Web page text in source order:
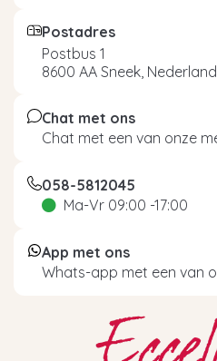
Postadres
Postbus 1
8600 AA Sneek, Nederland
Chat met ons
Chat met een van onze
058-5812045
Ma-Vr 09:00 -17:00
App met ons
Whats-app met een van